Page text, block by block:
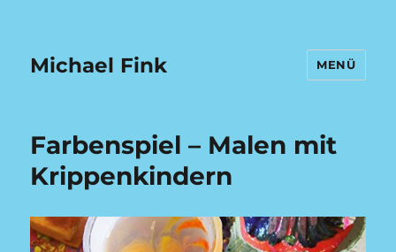
Michael Fink MENÜ
Farbenspiel – Malen mit
Krippenkindern